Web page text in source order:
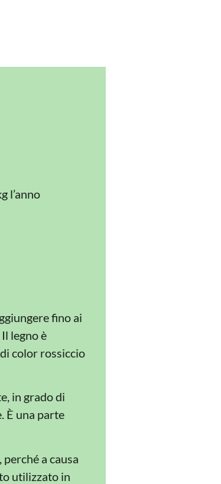
l’anno
fino ai
legno è
color rossiccio
in grado di
È una parte
a causa
utilizzato in